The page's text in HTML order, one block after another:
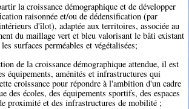
la croissance démographique et de développer
raisonnée et/ou de dédensification (par
d'îlot), adaptée aux territoires, associée au
du maillage vert et bleu valorisant le bâti existant
surfaces perméables et végétalisées;
de la croissance démographique attendue, il est
équipements, aménités et infrastructures qui
croissance pour répondre à l'ambition d'un cadre
des écoles, des équipements sportifs, des espaces
proximité et des infrastructures de mobilité ;